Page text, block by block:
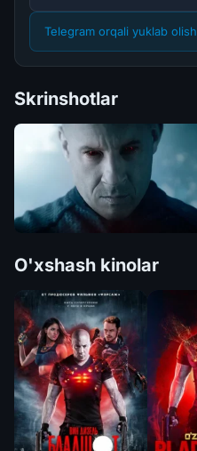
Telegram orqali yuklab olish
Skrinshotlar
O'xshash kinolar